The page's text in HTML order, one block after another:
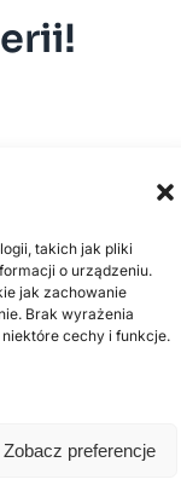
takich jak pliki
o urządzeniu.
jak zachowanie
Brak wyrażenia
cechy i funkcje.
Zobacz preferencje